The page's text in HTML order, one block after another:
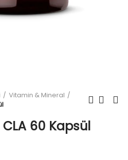
Vitamin & Mineral
60 Kapsül